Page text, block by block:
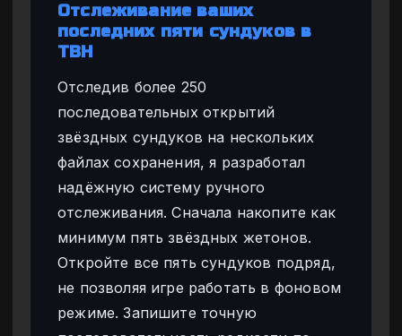
Отслеживание ваших
последних пяти сундуков в
TBH
Отследив более 250
последовательных открытий
звёздных сундуков на нескольких
файлах сохранения, я разработал
надёжную систему ручного
отслеживания. Сначала накопите как
минимум пять звёздных жетонов.
Откройте все пять сундуков подряд,
не позволяя игре работать в фоновом
режиме. Запишите точную